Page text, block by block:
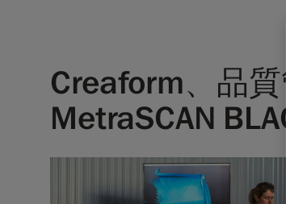
Creaform、品
MetraSCAN